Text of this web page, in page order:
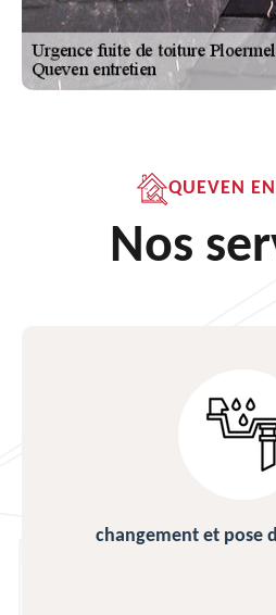
QUEVEN
Nos
changement et pose